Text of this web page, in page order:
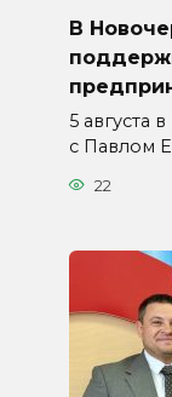
В
5 августа
с Павлом
22